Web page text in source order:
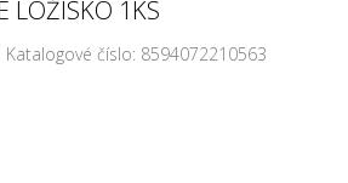
LOŽISKO 1KS
Katalogové číslo: 8594072210563